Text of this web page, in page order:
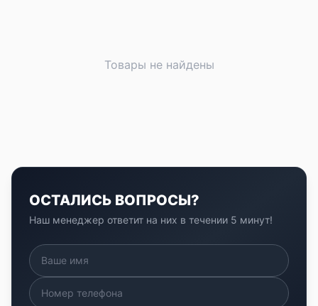
Товары не найдены
ОСТАЛИСЬ ВОПРОСЫ?
Наш менеджер ответит на них в течении 5 минут!